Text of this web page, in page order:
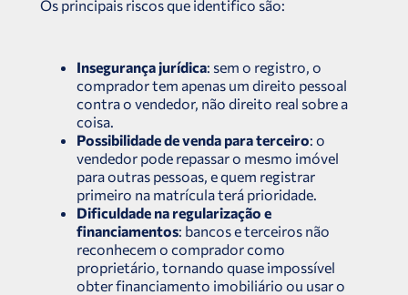
Os principais riscos que identifico são:
Insegurança jurídica: sem o registro, o
comprador tem apenas um direito pessoal
contra o vendedor, não direito real sobre a
coisa.
Possibilidade de venda para terceiro: o
vendedor pode repassar o mesmo imóvel
para outras pessoas, e quem registrar
primeiro na matrícula terá prioridade.
Dificuldade na regularização e
financiamentos: bancos e terceiros não
reconhecem o comprador como
proprietário, tornando quase impossível
obter financiamento imobiliário ou usar o